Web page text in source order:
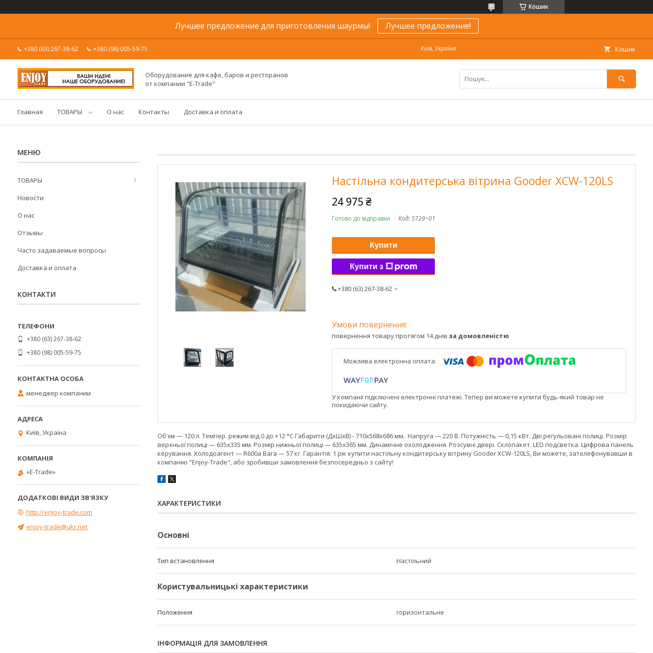
Кошик
Лучшее предложение для приготовления шаурмы! Лучшее предложение!
+380 (63) 267-38-62 +380 (98) 005-59-75 Київ, Україна Кошик
Оборудование для кафе, баров и ресторанов
от компании "E-Trade"
Главная ТОВАРЫ О нас Контакты Доставка и оплата
Настільна кондитерська вітрина Gooder XCW-120LS
24 975 ₴
Готово до відправки Код:5729~01
Купити
Купити з
+380 (63) 267-38-62
повернення товару протягом 14 днів за домовленістю
У компанії підключені електронні платежі. Тепер ви можете купити будь-який товар не
покидаючи сайту.
Об'єм — 120 л. Темпер. режим від 0 до +12 °C Габарити (ДхШхВ) - 710х568х686 мм.. Напруга — 220 В. Потужність — 0,15 кВт. Дві регульовані полиці. Розмір
верхньої полиці — 635х335 мм. Розмір нижньої полиці — 635х365 мм. Динамічне охолодження. Розсувні двері. Склопакет. LED подсветка. Цифрова панель
керування. Холодоагент — R600a Вага — 57 кг. Гарантія: 1 рік купити настільну кондитерську вітрину Gooder XCW-120LS, Ви можете, зателефонувавши в
компанію "Enjoy-Trade", або зробивши замовлення безпосередньо з сайту!
ХАРАКТЕРИСТИКИ
Основні
Тип встановлення Настільний
Користувальницькі характеристики
Положення горизонтальне
ІНФОРМАЦІЯ ДЛЯ ЗАМОВЛЕННЯ
ТОВАРЫ
Новости
О нас
Отзывы
Часто задаваемые вопросы
Доставка и оплата
КОНТАКТИ
+380 (63) 267-38-62
+380 (98) 005-59-75
менеджер компании
Київ, Україна
«E-Trade»
http://enjoy-trade.com
enjoy-trade@ukr.net